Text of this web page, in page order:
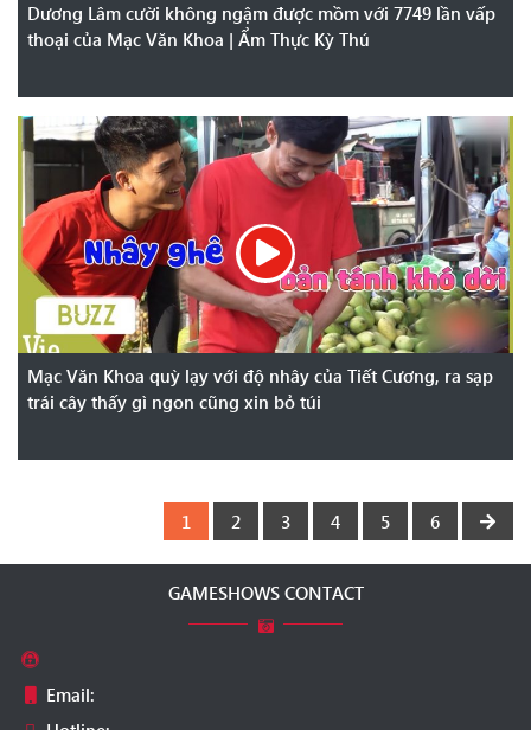
Dương Lâm cười không ngậm được mồm với 7749 lần vấp
thoại của Mạc Văn Khoa | Ẩm Thực Kỳ Thú
Mạc Văn Khoa quỳ lạy với độ nhây của Tiết Cương, ra sạp
trái cây thấy gì ngon cũng xin bỏ túi
1 2 3 4 5 6
GAMESHOWS CONTACT
Email: